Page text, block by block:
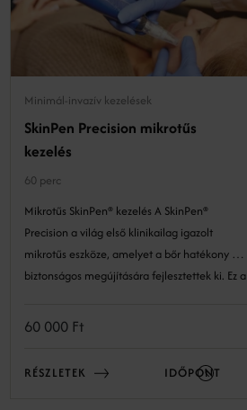
Minimál-invazív kezelések
SkinPen Precision mikrotűs
kezelés
60 perc
Mikrotűs SkinPen® kezelés A SkinPen®
Precision a világ első klinikailag igazolt
mikrotűs eszköze, amelyet a bőr hatékony és
biztonságos megújítására fejlesztettek ki. Ez a
szerkezetének kockázatmentes és látványos
természetes öngyógyulási folyamataira épít:
kontrollált mélységben és intenzitással
60 000 Ft
RÉSZLETEK IDŐPONT